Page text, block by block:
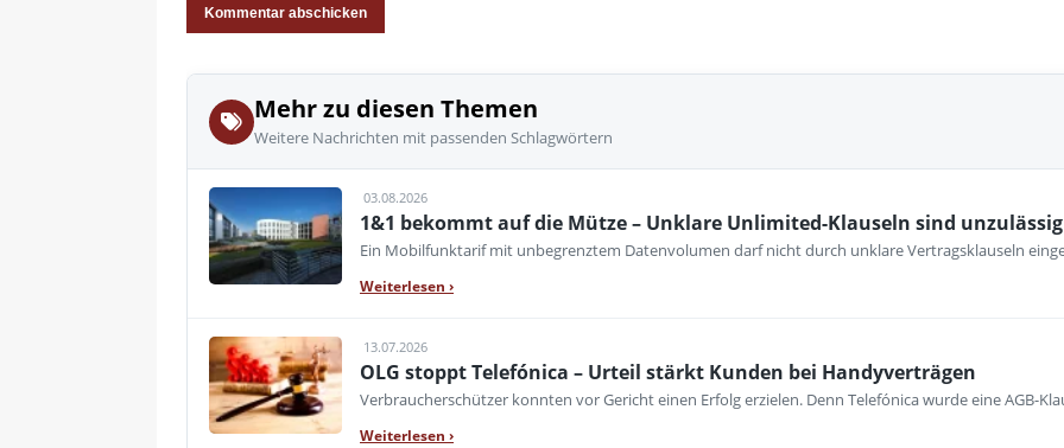
Mehr zu diesen Themen
Weitere Nachrichten mit passenden Schlagwörtern
03.08.2026
1&1 bekommt auf die Mütze – Unklare Unlimited-Klauseln sind unzulässig
Ein Mobilfunktarif mit unbegrenztem Datenvolumen darf nicht durch unklare Vertragsklauseln
Weiterlesen ›
13.07.2026
OLG stoppt Telefónica – Urteil stärkt Kunden bei Handyverträgen
Verbraucherschützer konnten vor Gericht einen Erfolg erzielen. Denn Telefónica wurde eine AGB-
Weiterlesen ›